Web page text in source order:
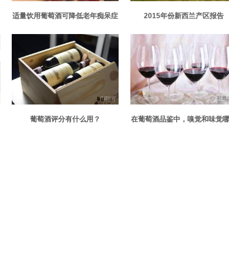
适量饮用葡萄酒可降低老年痴呆症
2015年份新西兰产区报告
葡萄酒评分有什么用？
在葡萄酒品鉴中，嗅觉和味觉